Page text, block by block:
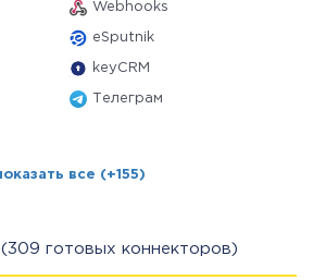
Webhooks
eSputnik
keyCRM
Телеграм
все (+155)
(309 готовых коннекторов)